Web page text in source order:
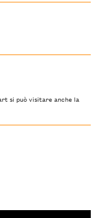
si può visitare anche la